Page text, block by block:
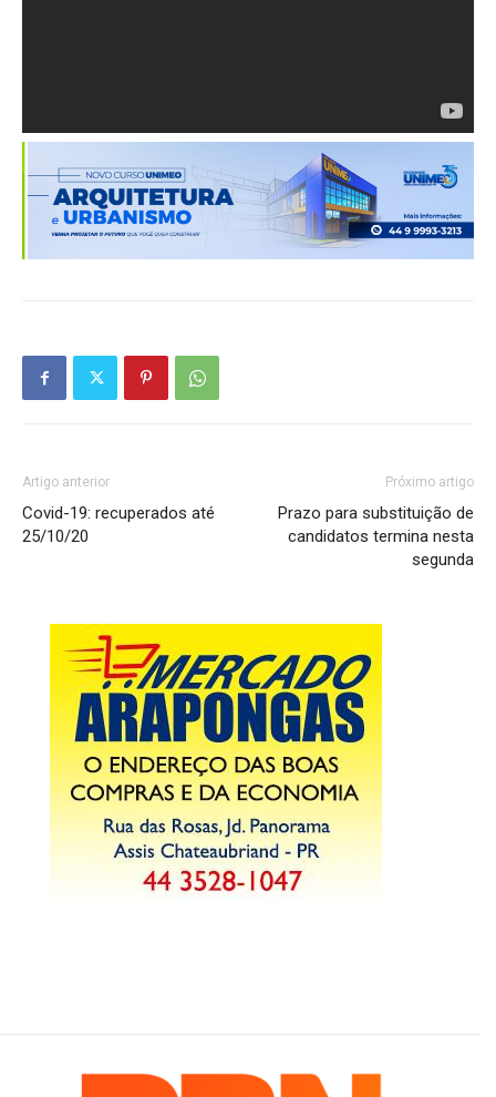
Artigo anterior
Covid-19: recuperados até
25/10/20
Próximo artigo
Prazo para substituição de
candidatos termina nesta
segunda